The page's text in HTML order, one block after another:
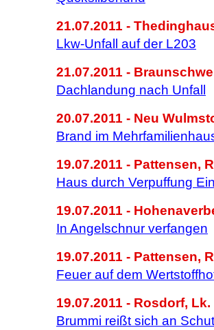
21.07.2011 -
Lkw-Unfall auf der L203
21.07.2011 -
Dachlandung nach Unfall
20.07.2011 - Neu
Brand im
19.07.2011 - Pattensen,
Haus durch Verpuffung
19.07.2011 -
In Angelschnur verfangen
19.07.2011 - Pattensen,
Feuer auf dem
19.07.2011 - Rosdorf,
Brummi reißt sich an